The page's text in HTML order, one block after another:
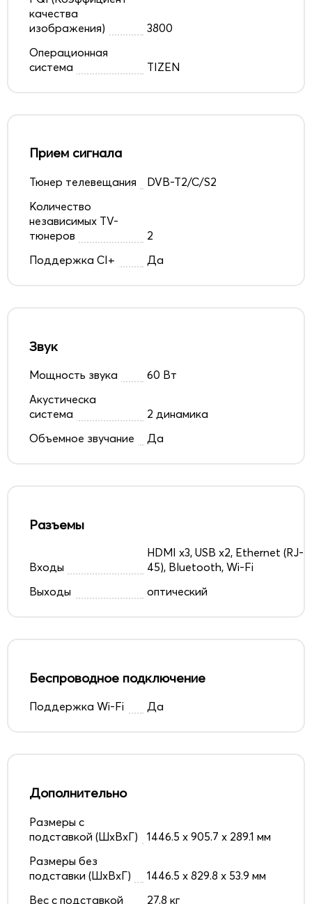
качества
изображения)
3800
Операционная
система
TIZEN
Прием сигнала
Тюнер телевещания
DVB-T2/C/S2
Количество
независимых TV-
тюнеров
2
Поддержка CI+
Да
Звук
Мощность звука
60 Вт
Акустическа
система
2 динамика
Объемное звучание
Да
Разъемы
Входы
HDMI x3, USB x2, Ethernet (RJ-
45), Bluetooth, Wi-Fi
Выходы
оптический
Беспроводное подключение
Поддержка Wi-Fi Да
Дополнительно
Размеры с
подставкой (ШxВxГ)
1446.5 x 905.7 x 289.1 мм
Размеры без
подставки (ШxВxГ)
1446.5 x 829.8 x 53.9 мм
Вес с подставкой
27.8 кг